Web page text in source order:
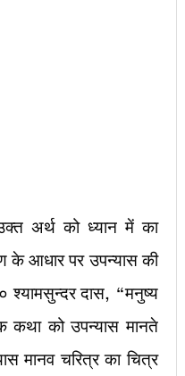
उक्त अर्थ को ध्यान में का
के आधार पर उपन्यास की
श्यामसुन्दर दास, “मनुष्य
कथा को उपन्यास मानते
मानव चरित्र का चित्र